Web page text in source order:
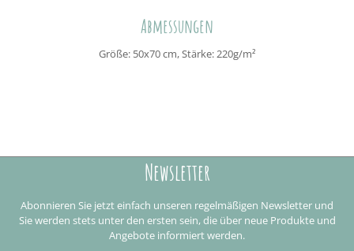
Abmessungen
Größe: 50x70 cm, Stärke: 220g/m²
Newsletter
Abonnieren Sie jetzt einfach unseren regelmäßigen Newsletter und
Sie werden stets unter den ersten sein, die über neue Produkte und
Angebote informiert werden.